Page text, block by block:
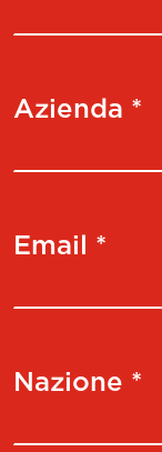
Azienda *
Email *
Nazione *